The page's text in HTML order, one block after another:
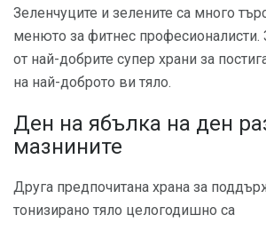
Зеленчуците и зелените са много
менюто за фитнес професионалисти.
от най-добрите супер храни за
на най-доброто ви тяло.
Ден на ябълка на ден
мазнините
Друга предпочитана храна за
тонизирано тяло целогодишно са